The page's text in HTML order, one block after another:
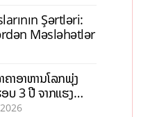
Şərtləri:
Məsləhətlər
ຄາອາຫານໂລກພຸ່ງ
ບ 3 ປີ ຈາກແຮງ
ງຄາມ, El nino